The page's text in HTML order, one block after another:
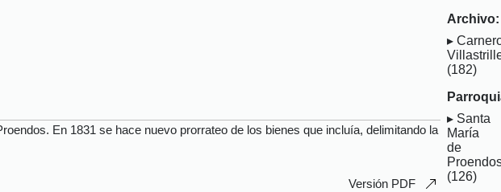
En 1831 se hace nuevo prorrateo de los bienes que incluía, delimitando la
Versión PDF
Archivo:
(182)
Santa
María
de
(126)